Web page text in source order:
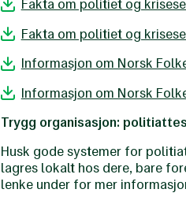
Fakta om politiet og
Fakta om politiet og
Informasjon om Norsk
Informasjon om Norsk
Trygg organisasjon:
Husk gode systemer for
lagres lokalt hos dere, bare
lenke under for mer